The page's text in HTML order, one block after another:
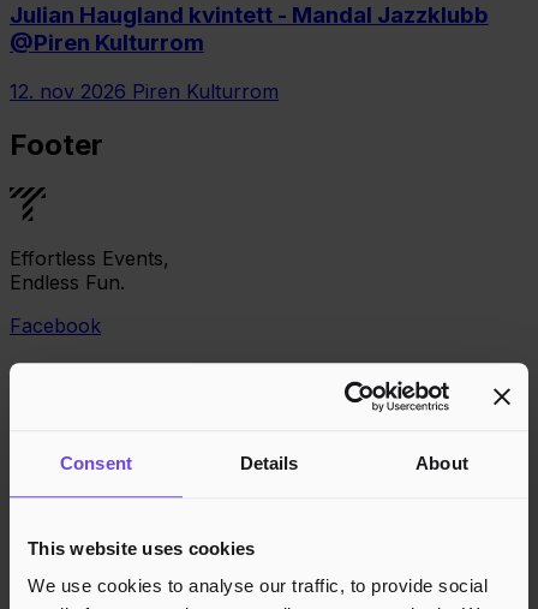
Consent Details About
This website uses cookies
We use cookies to analyse our traffic, to provide social
Julian Haugland kvintett - Mandal Jazzklubb
@Piren Kulturrom
12. nov 2026 Piren Kulturrom
Footer
Effortless Events,
Endless Fun.
Facebook